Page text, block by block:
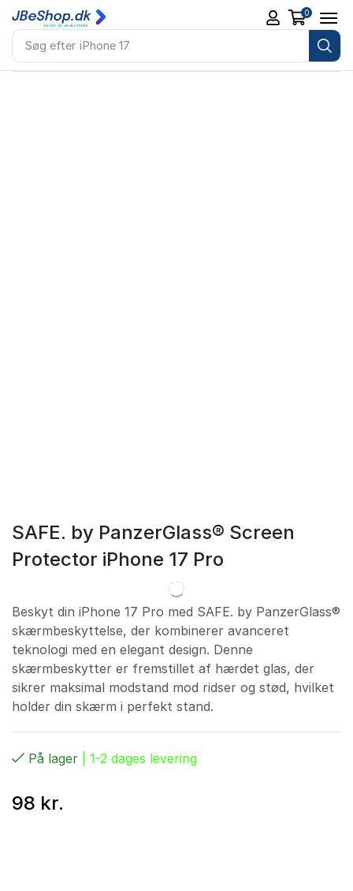
Søg efter iPhone 17
0
SAFE. by PanzerGlass® Screen
Protector iPhone 17 Pro
Beskyt din iPhone 17 Pro med SAFE. by PanzerGlass®
skærmbeskyttelse, der kombinerer avanceret
teknologi med en elegant design. Denne
skærmbeskytter er fremstillet af hærdet glas, der
sikrer maksimal modstand mod ridser og stød, hvilket
holder din skærm i perfekt stand.
På lager | 1-2 dages levering
98 kr.